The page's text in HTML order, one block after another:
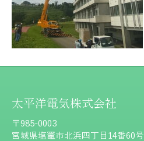
太平洋電気株式会社
〒985-0003
宮城県塩竈市北浜四丁目14番60号